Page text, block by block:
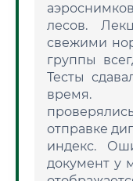
лесов.
свежими
группы
Тесты
время.
отправке
индекс.
документ у